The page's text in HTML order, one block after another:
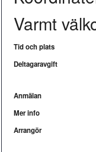
Varmt
Tid och plats
Deltagaravgift
Anmälan
Mer info
Arrangör